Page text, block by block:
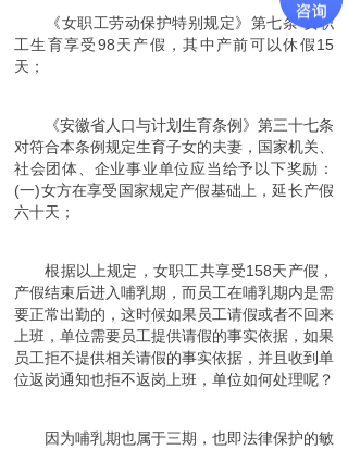
《女职工劳动保护特别规定》第七条 女职
工生育享受98天产假，其中产前可以休假15
天；
《安徽省人口与计划生育条例》第三十七条
对符合本条例规定生育子女的夫妻，国家机关、
社会团体、企业事业单位应当给予以下奖励：
(一)女方在享受国家规定产假基础上，延长产假
六十天；
根据以上规定，女职工共享受158天产假，
产假结束后进入哺乳期，而员工在哺乳期内是需
要正常出勤的，这时候如果员工请假或者不回来
上班，单位需要员工提供请假的事实依据，如果
员工拒不提供相关请假的事实依据，并且收到单
位返岗通知也拒不返岗上班，单位如何处理呢？
因为哺乳期也属于三期，也即法律保护的敏